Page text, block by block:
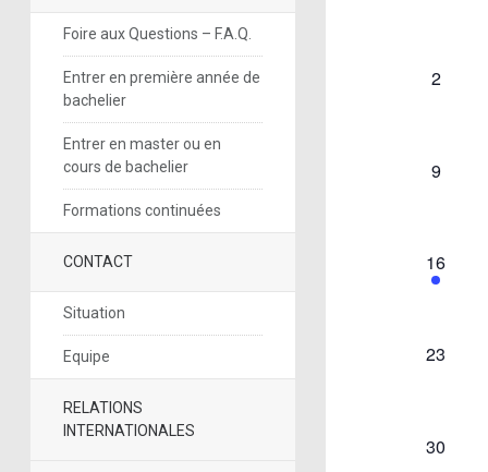
Foire aux Questions – F.A.Q.
Entrer en première année de
bachelier
Entrer en master ou en
cours de bachelier
Formations continuées
CONTACT
Situation
Equipe
RELATIONS
INTERNATIONALES
0
2
0
9
1
16
0
23
0
30